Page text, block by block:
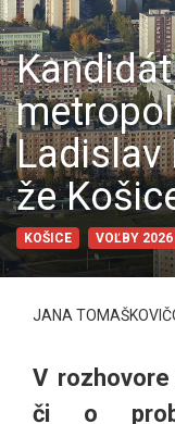
Ladislav
že
KOŠICE VOĽBY 2026
JANA
V
či o